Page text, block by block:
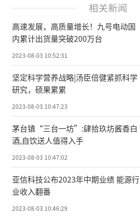
相关新闻
高速发展，高质量增长！九号电动国
内累计出货量突破200万台
2023-08-03 10:52:31
坚定科学营养战略|汤臣倍健紧抓科学
研究，硕果累累
2023-08-03 10:47:23
茅台镇“三台一坊”:肆拾玖坊酱香白
酒,自饮送人值得入手
2023-08-03 10:47:02
亚信科技公布2023年中期业绩 能源行
业收入翻番
2023-08-03 10:46:29